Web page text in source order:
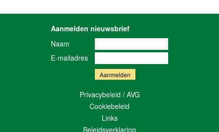
Aanmelden nieuwsbrief
Naam
E-mailadres
Privacybeleid / AVG
Cookiebeleid
Links
Beleidsverklaring